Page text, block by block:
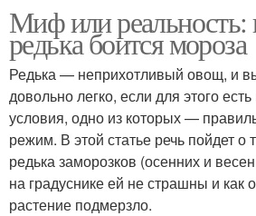
Миф или реальность:
редька боится мороза
Редька — неприхотливый овощ, и
довольно легко, если для этого
условия, одно из которых —
режим. В этой статье речь пойдет о
редька заморозков (осенних и
на градуснике ей не страшны и как
растение подмерзло.